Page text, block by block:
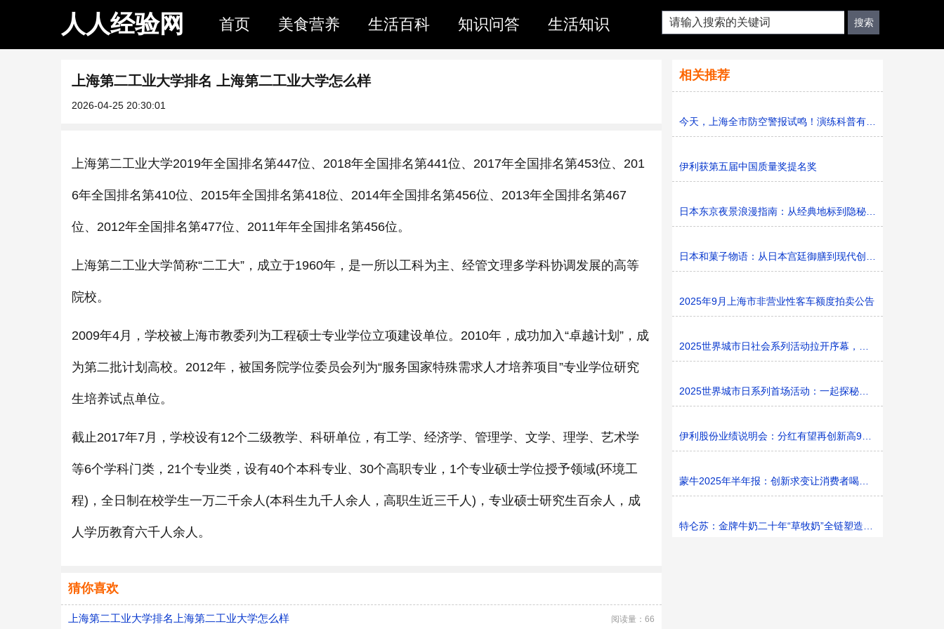
人人经验网 首页 美食营养 生活百科 知识问答 生活知识
上海第二工业大学排名 上海第二工业大学怎么样
2026-04-25 20:30:01
上海第二工业大学2019年全国排名第447位、2018年全国排名第441位、2017年全国排名第453位、201
6年全国排名第410位、2015年全国排名第418位、2014年全国排名第456位、2013年全国排名第467
位、2012年全国排名第477位、2011年年全国排名第456位。
上海第二工业大学简称“二工大”，成立于1960年，是一所以工科为主、经管文理多学科协调发展的高等
院校。
2009年4月，学校被上海市教委列为工程硕士专业学位立项建设单位。2010年，成功加入“卓越计划”，成
为第二批计划高校。2012年，被国务院学位委员会列为“服务国家特殊需求人才培养项目”专业学位研究
生培养试点单位。
截止2017年7月，学校设有12个二级教学、科研单位，有工学、经济学、管理学、文学、理学、艺术学
等6个学科门类，21个专业类，设有40个本科专业、30个高职专业，1个专业硕士学位授予领域(环境工
程)，全日制在校学生一万二千余人(本科生九千人余人，高职生近三千人)，专业硕士研究生百余人，成
人学历教育六千人余人。
猜你喜欢
上海第二工业大学排名上海第二工业大学怎么样 阅读量：66
相关推荐
今天，上海全市防空警报试鸣！演练科普有序进行，人防意
伊利获第五届中国质量奖提名奖
日本东京夜景浪漫指南：从经典地标到隐秘胜地
日本和菓子物语：从日本宫廷御膳到现代创新的甜蜜传承
2025年9月上海市非营业性客车额度拍卖公告
2025世界城市日社会系列活动拉开序幕，探寻社区花园里的
2025世界城市日系列首场活动：一起探秘家门口的“魔法花园”
伊利股份业绩说明会：分红有望再创新高9%利润率目标不变
蒙牛2025年半年报：创新求变让消费者喝上奶、喝好奶、喝
特仑苏：金牌牛奶二十年“草牧奶”全链塑造有机新矩阵